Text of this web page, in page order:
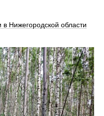
Нижегородской области